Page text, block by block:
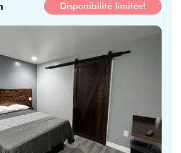
Disponibilité limitée!